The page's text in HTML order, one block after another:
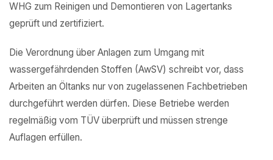
WHG zum Reinigen und Demontieren von Lagertanks
geprüft und zertifiziert.
Die Verordnung über Anlagen zum Umgang mit
wassergefährdenden Stoffen (AwSV) schreibt vor, dass
Arbeiten an Öltanks nur von zugelassenen Fachbetrieben
durchgeführt werden dürfen. Diese Betriebe werden
regelmäßig vom TÜV überprüft und müssen strenge
Auflagen erfüllen.